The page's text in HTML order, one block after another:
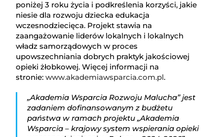
poniżej 3 roku życia i podkreślenia korzyści, jakie
niesie dla rozwoju dziecka edukacja
wczesnodziecięca. Projekt stawia na
zaangażowanie liderów lokalnych i lokalnych
władz samorządowych w proces
upowszechniania dobrych praktyk jakościowej
opieki żłobkowej. Więcej informacji na
stronie:www.akademiawsparcia.com.pl.
„Akademia Wsparcia Rozwoju Malucha” jest
zadaniem dofinansowanym z budżetu
państwa w ramach projektu „Akademia
Wsparcia – krajowy system wspierania opieki